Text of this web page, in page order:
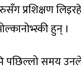
प्रशिक्षण
हुन् ।
समय